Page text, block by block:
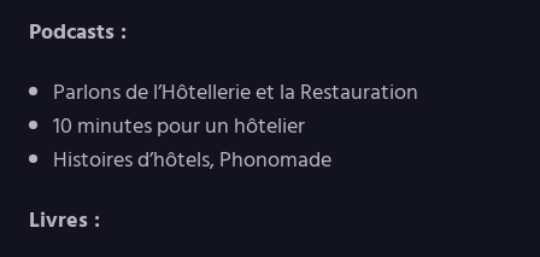
Podcasts :
Parlons de l’Hôtellerie et la Restauration
10 minutes pour un hôtelier
Histoires d’hôtels, Phonomade
Livres :